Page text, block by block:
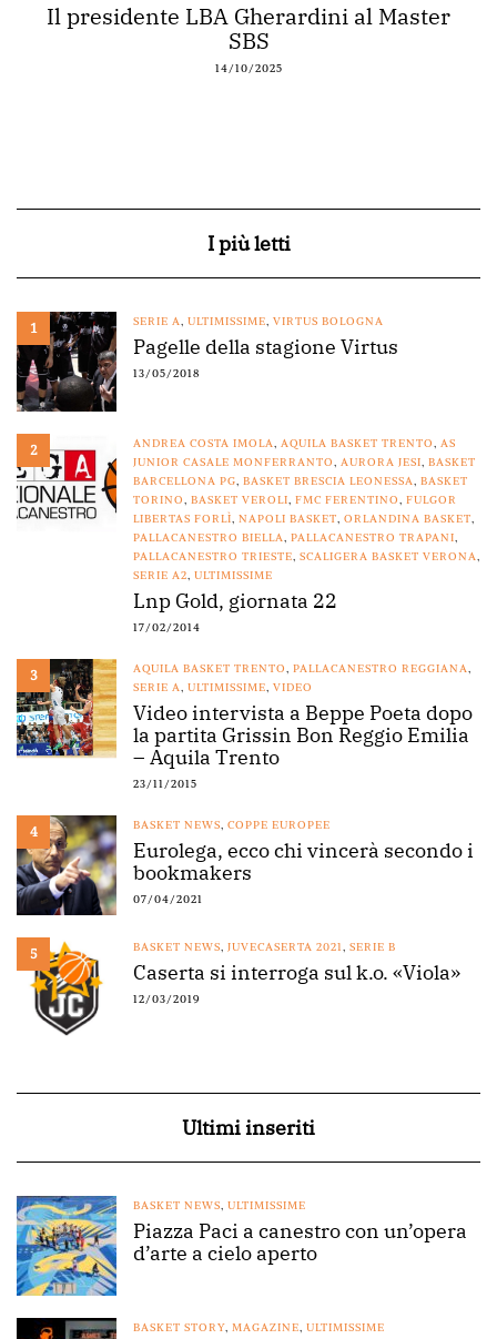
Il presidente LBA Gherardini al Master
SBS
14/10/2025
I più letti
1 SERIE A, ULTIMISSIME, VIRTUS BOLOGNA
Pagelle della stagione Virtus
13/05/2018
2 ANDREA COSTA IMOLA, AQUILA BASKET TRENTO, AS
JUNIOR CASALE MONFERRANTO, AURORA JESI, BASKET
BARCELLONA PG, BASKET BRESCIA LEONESSA, BASKET
TORINO, BASKET VEROLI, FMC FERENTINO, FULGOR
LIBERTAS FORLÌ, NAPOLI BASKET, ORLANDINA BASKET,
PALLACANESTRO BIELLA, PALLACANESTRO TRAPANI,
PALLACANESTRO TRIESTE, SCALIGERA BASKET VERONA,
SERIE A2, ULTIMISSIME
Lnp Gold, giornata 22
17/02/2014
3 AQUILA BASKET TRENTO, PALLACANESTRO REGGIANA,
SERIE A, ULTIMISSIME, VIDEO
Video intervista a Beppe Poeta dopo
la partita Grissin Bon Reggio Emilia
– Aquila Trento
23/11/2015
4 BASKET NEWS, COPPE EUROPEE
Eurolega, ecco chi vincerà secondo i
bookmakers
07/04/2021
5 BASKET NEWS, JUVECASERTA 2021, SERIE B
Caserta si interroga sul k.o. «Viola»
12/03/2019
Ultimi inseriti
BASKET NEWS, ULTIMISSIME
Piazza Paci a canestro con un’opera
d’arte a cielo aperto
BASKET STORY, MAGAZINE, ULTIMISSIME